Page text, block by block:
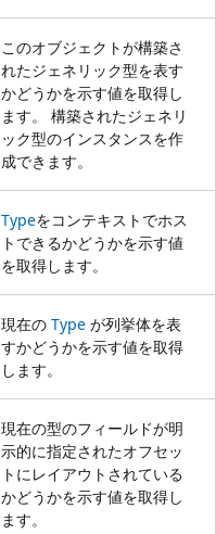
このオブジェクトが構築さ
れたジェネリック型を表す
かどうかを示す値を取得し
ます。 構築されたジェネリ
ック型のインスタンスを作
成できます。
Typeをコンテキストでホス
トできるかどうかを示す値
を取得します。
現在の Type が列挙体を表
すかどうかを示す値を取得
します。
現在の型のフィールドが明
示的に指定されたオフセッ
トにレイアウトされている
かどうかを示す値を取得し
ます。